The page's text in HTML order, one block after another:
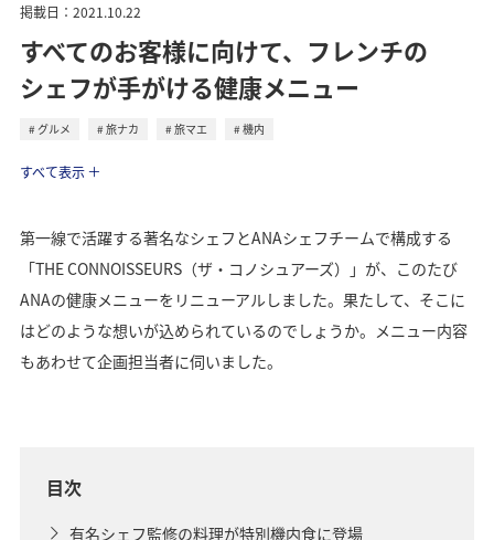
掲載日：2021.10.22
すべてのお客様に向けて、フレンチの
シェフが手がける健康メニュー
グルメ 旅ナカ 旅マエ
機内
すべて表示
第一線で活躍する著名なシェフとANAシェフチームで構成する
「THE CONNOISSEURS（ザ・コノシュアーズ）」が、このたび
ANAの健康メニューをリニューアルしました。果たして、そこに
はどのような想いが込められているのでしょうか。メニュー内容
もあわせて企画担当者に伺いました。
目次
有名シェフ監修の料理が特別機内食に登場